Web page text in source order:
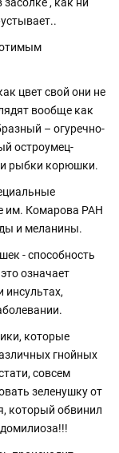
цвет свой они не
вообще как
– огуречно-
остроумец-
рыбки корюшки.
им. Комарова РАН
и меланины.
- способность
означает
инсультах,
которые
гнойных
совсем
зеленушку от
который обвинил